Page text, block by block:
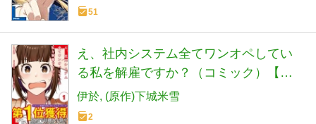
51
え、社内システム全てワンオペしてい
る私を解雇ですか？（コミック）【電
子版特典付】 １
伊於 (原作)下城米雪
2